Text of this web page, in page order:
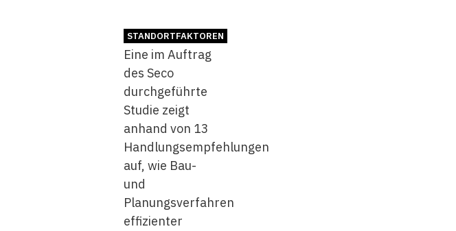
STANDORTFAKTOREN
Eine im Auftrag
des Seco
durchgeführte
Studie zeigt
anhand von 13
Handlungsempfehlungen
auf, wie Bau-
und
Planungsverfahren
effizienter